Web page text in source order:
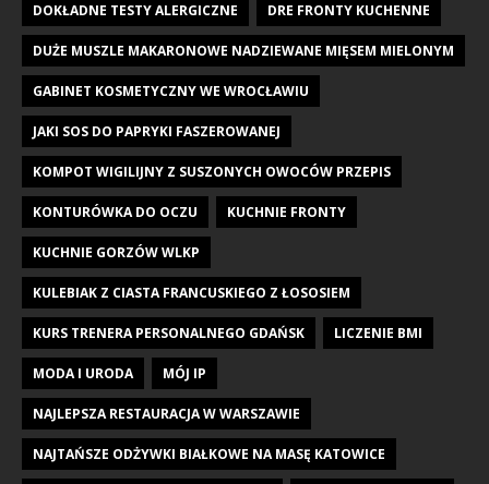
DOKŁADNE TESTY ALERGICZNE DRE FRONTY KUCHENNE
DUŻE MUSZLE MAKARONOWE NADZIEWANE MIĘSEM MIELONYM
GABINET KOSMETYCZNY WE WROCŁAWIU
JAKI SOS DO PAPRYKI FASZEROWANEJ
KOMPOT WIGILIJNY Z SUSZONYCH OWOCÓW PRZEPIS
KONTURÓWKA DO OCZU KUCHNIE FRONTY
KUCHNIE GORZÓW WLKP
KULEBIAK Z CIASTA FRANCUSKIEGO Z ŁOSOSIEM
KURS TRENERA PERSONALNEGO GDAŃSK LICZENIE BMI
MODA I URODA MÓJ IP
NAJLEPSZA RESTAURACJA W WARSZAWIE
NAJTAŃSZE ODŻYWKI BIAŁKOWE NA MASĘ KATOWICE